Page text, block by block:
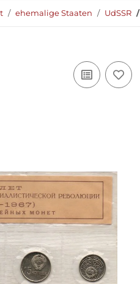
ehemalige Staaten UdSSR